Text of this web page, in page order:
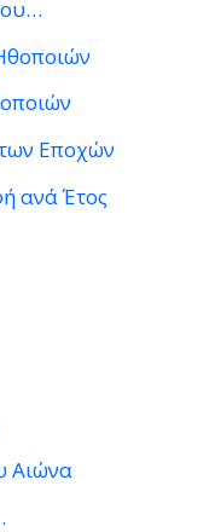
Εποχών
ανά Έτος
Αιώνα